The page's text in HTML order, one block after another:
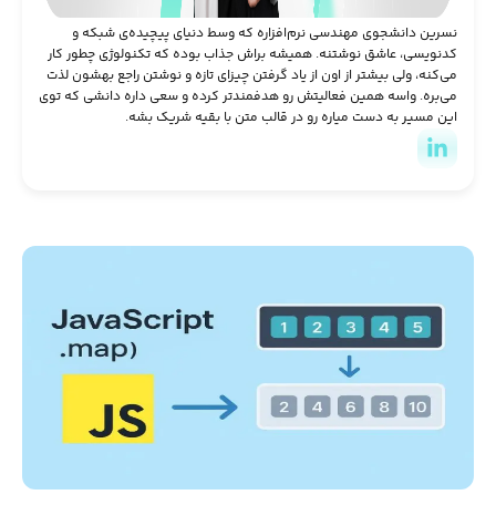
نسرین دانشجوی مهندسی نرم‌افزاره که وسط دنیای پیچیده‌ی شبکه و
کدنویسی، عاشق نوشتنه. همیشه براش جذاب بوده که تکنولوژی چطور کار
می‌کنه، ولی بیشتر از اون از یاد گرفتن چیزای تازه و نوشتن راجع بهشون لذت
می‌بره. واسه همین فعالیتش رو هدفمندتر کرده و سعی داره دانشی که توی
این مسیر به دست میاره رو در قالب متن با بقیه شریک بشه.